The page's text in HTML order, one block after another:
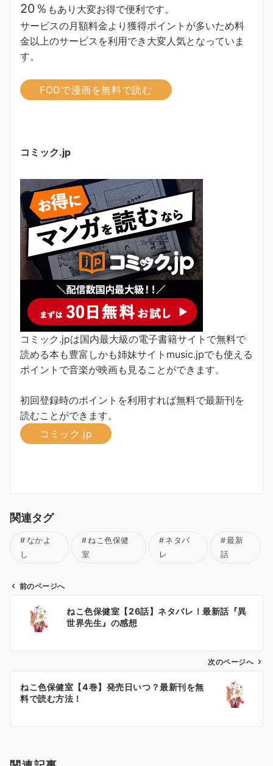
20％ もあり大変お得で便利です。
サービスの月額料金より獲得ポイントが多いため料
金以上のサービスを利用でき大変人気となっていま
す。
FODで漫画を無料で読む
コミック.jp
コミック.jpは国内最大級の電子書籍サイトで無料で
読める本も豊富しかも姉妹サイトmusic.jpでも使える
ポイントで音楽が映画も見ることができます。
初回登録時のポイントを利用すれば無料で最新刊を
読むことができます。
コミック.jp
関連タグ
なかよ
し
ねこ色保健
室
ネタバ
レ
最新
話
ン
前のページへ
ねこ色保健室【26話】ネタバレ！最新話『異
世界先生』の感想
次のページへ
ねこ色保健室【4巻】発売日いつ？最新刊を無
料で読む方法！